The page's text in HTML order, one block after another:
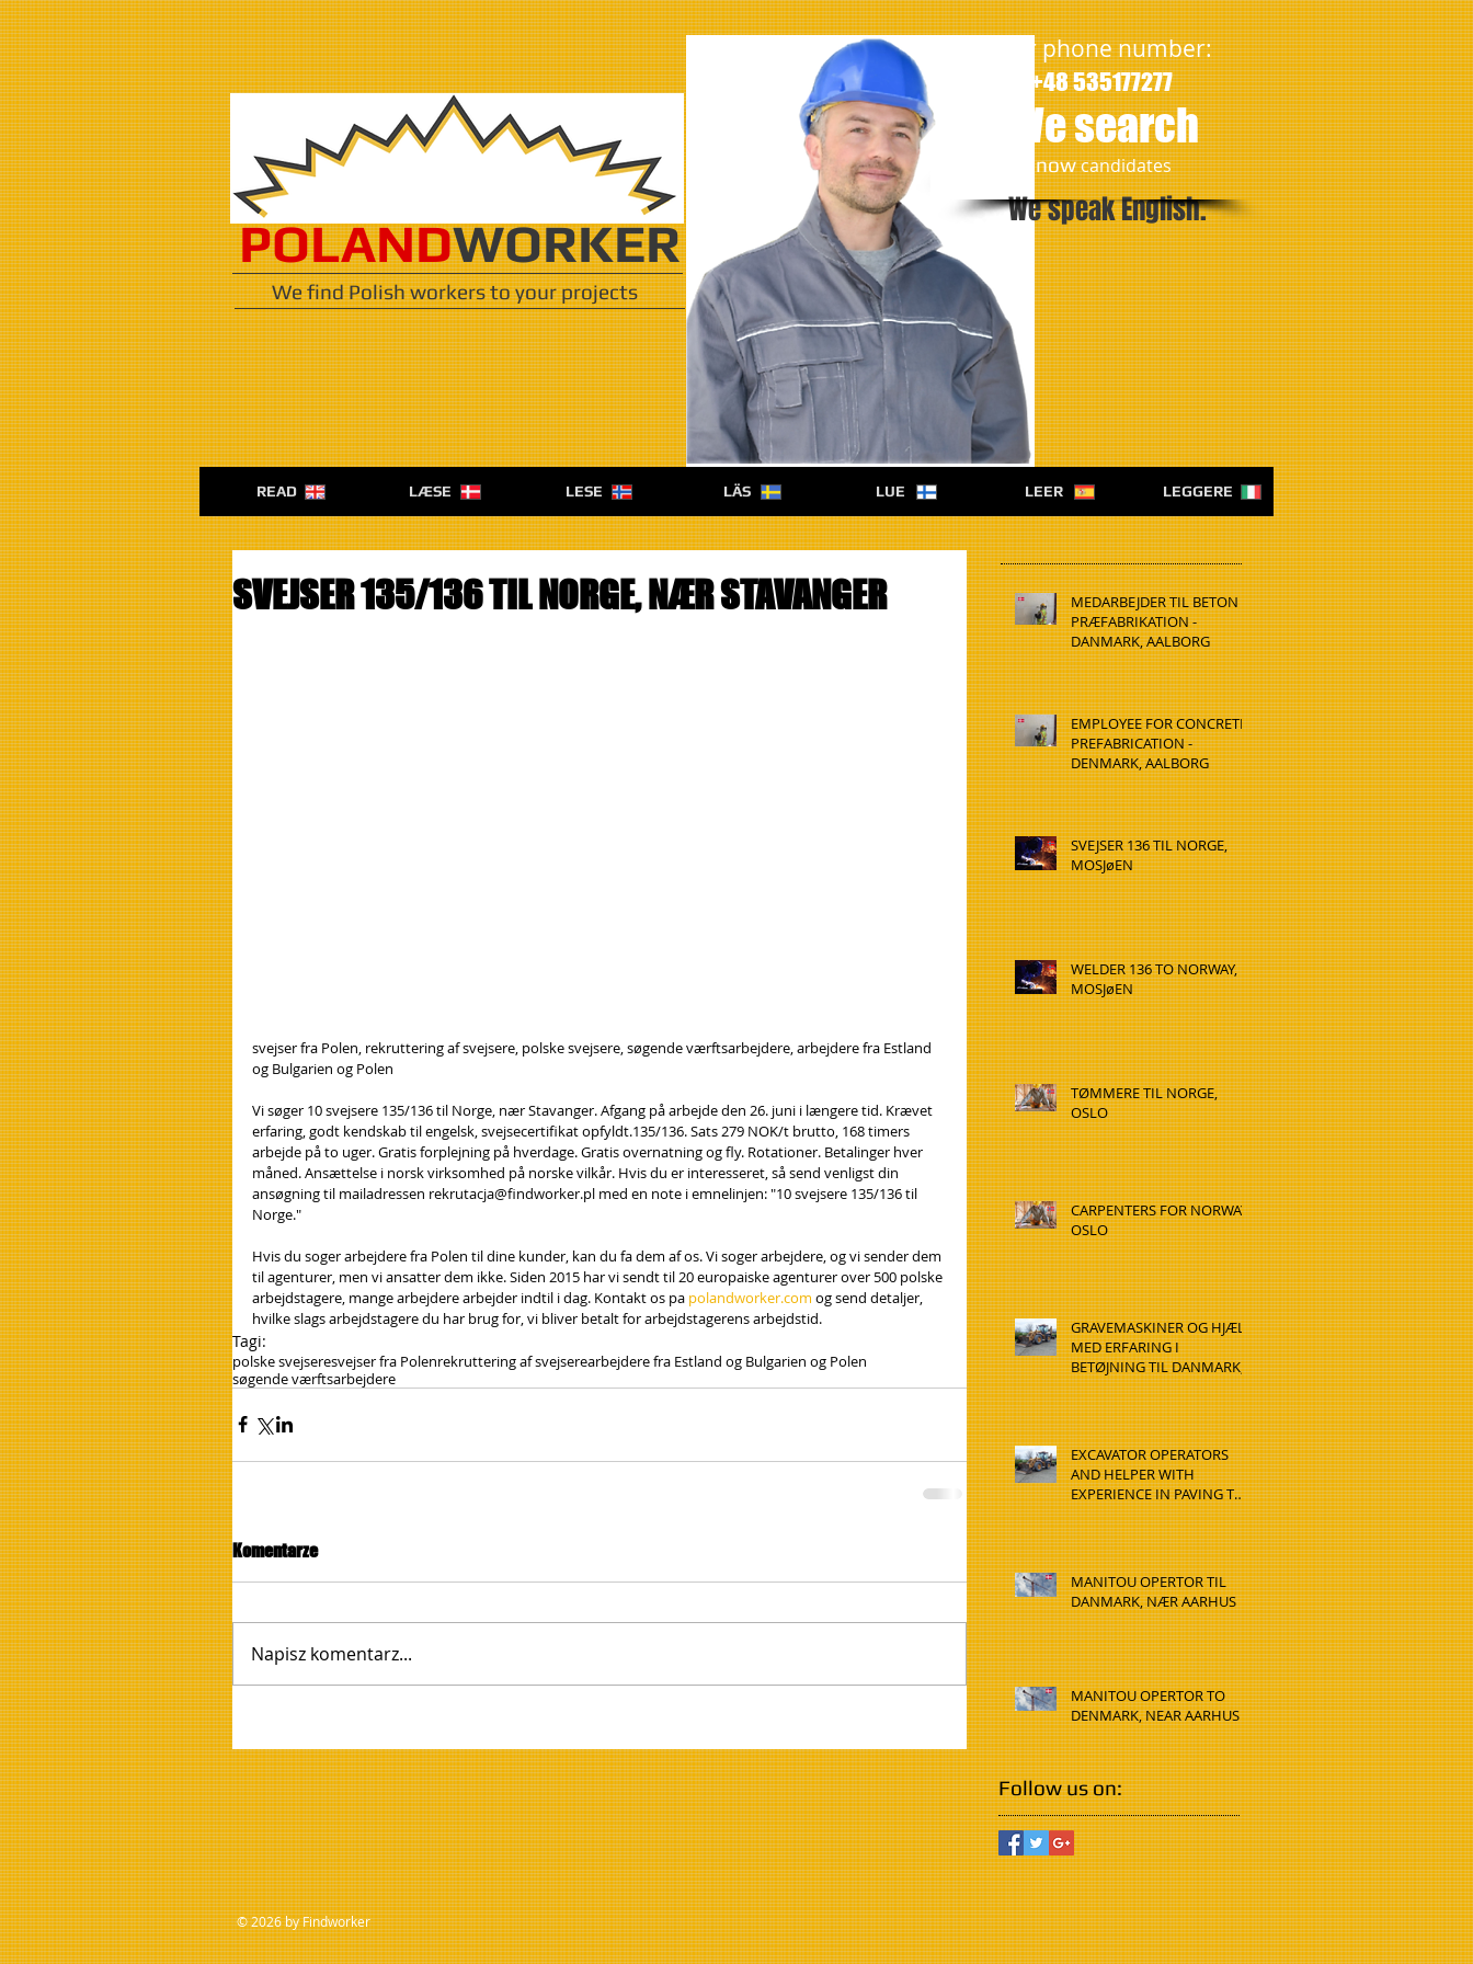
POLANDWORKER
We find Polish workersto your projects
We speak English.
READ LÆSE LESE LÄS LUE LEER LEGGERE
SVEJSER 135/136 TIL NORGE, NÆR STAVANGER
svejser fra Polen, rekruttering af svejsere, polske svejsere, søgende værftsarbejdere, arbejdere fra Estland
og Bulgarien og Polen
Vi søger 10 svejsere 135/136 til Norge, nær Stavanger. Afgang på arbejde den 26. juni i længere tid. Krævet
erfaring, godt kendskab til engelsk, svejsecertifikat opfyldt.135/136. Sats 279 NOK/t brutto, 168 timers
arbejde på to uger. Gratis forplejning på hverdage. Gratis overnatning og fly. Rotationer. Betalinger hver
måned. Ansættelse i norsk virksomhed på norske vilkår. Hvis du er interesseret, så send venligst din
ansøgning til mailadressen rekrutacja@findworker.pl med en note i emnelinjen: "10 svejsere 135/136 til
Norge."
Hvis du soger arbejdere fra Polen til dine kunder, kan du fa dem af os. Vi soger arbejdere, og vi sender dem
til agenturer, men vi ansatter dem ikke. Siden 2015 har vi sendt til 20 europaiske agenturer over 500 polske
arbejdstagere, mange arbejdere arbejder indtil i dag. Kontakt os pa polandworker.com og send detaljer,
hvilke slags arbejdstagere du har brug for, vi bliver betalt for arbejdstagerens arbejdstid.
Tagi:
polske svejseresvejser fra Polenrekruttering af svejserearbejdere fra Estland og Bulgarien og Polen
søgende værftsarbejdere
Komentarze
Napisz komentarz...
MEDARBEJDER TIL BETON
PRÆFABRIKATION -
DANMARK, AALBORG
EMPLOYEE FOR CONCRETE
PREFABRICATION -
DENMARK, AALBORG
SVEJSER 136 TIL NORGE,
MOSJøEN
WELDER 136 TO NORWAY,
MOSJøEN
TØMMERE TIL NORGE,
OSLO
CARPENTERS FOR NORWAY,
OSLO
GRAVEMASKINER OG HJÆLP
MED ERFARING I
BETØJNING TIL DANMARK,
HADSTEN
EXCAVATOR OPERATORS
AND HELPER WITH
EXPERIENCE IN PAVING TO
DENMARK, HADSTEN
MANITOU OPERTOR TIL
DANMARK, NÆR AARHUS
MANITOU OPERTOR TO
DENMARK, NEAR AARHUS
Follow us on:
Our phone number:
+48 535177277
We search
​nowcandidates
© 2026 by Findworker